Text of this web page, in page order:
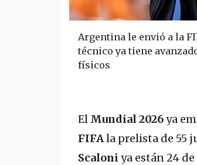
Argentina le envió a la
técnico ya tiene
físicos
El Mundial 2026ya
FIFAla prelista de 55
Scaloni ya están 24